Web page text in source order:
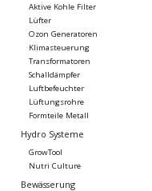
Aktive Kohle Filter
Lüfter
Ozon Generatoren
Klimasteuerung
Transformatoren
Schalldämpfer
Luftbefeuchter
Lüftungsrohre
Formteile Metall
Hydro Systeme
GrowTool
Nutri Culture
Bewässerung